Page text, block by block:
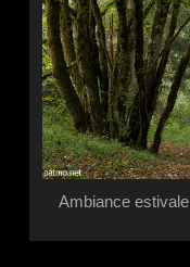
Ambiance